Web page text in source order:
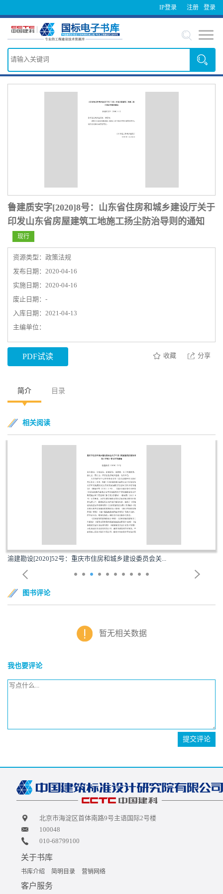
IP登录 登录
注册
鲁建质安字[2020]8号：山东省住房和城乡建设厅关于
印发山东省房屋建筑工地施工扬尘防治导则的通知
现行
资源类型：政策法规
发布日期：2020-04-16
实施日期：2020-04-16
废止日期：-
入库日期：2021-04-13
主编单位：
PDF试读 收藏 分享
简介 目录
相关阅读
渝建勘设[2020]52号：重庆市住房和城乡建设委员会关...
图书评论
暂无相关数据
我也要评论
提交评论
北京市海淀区首体南路9号主语国际2号楼
100048
010-68799100
关于书库
书库介绍 简明目录 营销网络
客户服务